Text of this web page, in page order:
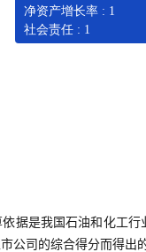
净资产增长率 : 1
社会责任 : 1
据是我国石油和化工
公司的综合得分而得